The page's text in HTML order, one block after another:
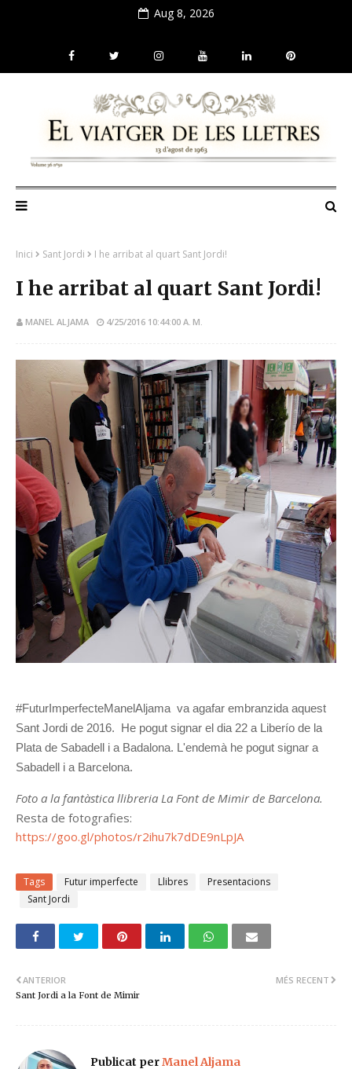
Aug 8, 2026
Inici Sant Jordi I he arribat al quart Sant Jordi!
I he arribat al quart Sant Jordi!
MANEL ALJAMA 4/25/2016 10:44:00 A. M.
#FuturImperfecteManelAljama va agafar embranzida aquest
Sant Jordi de 2016. He pogut signar el dia 22 a Liberío de la
Plata de Sabadell i a Badalona. L'endemà he pogut signar a
Sabadell i a Barcelona.
Foto a la fantàstica llibreria La Font de Mimir de Barcelona.
Resta de fotografies:
https://goo.gl/photos/r2ihu7k7dDE9nLpJA
Tags Futur imperfecte Llibres
Presentacions
Sant Jordi
MÉS RECENT
ANTERIOR
Sant Jordi a la Font de Mimir
Publicat perManel Aljama